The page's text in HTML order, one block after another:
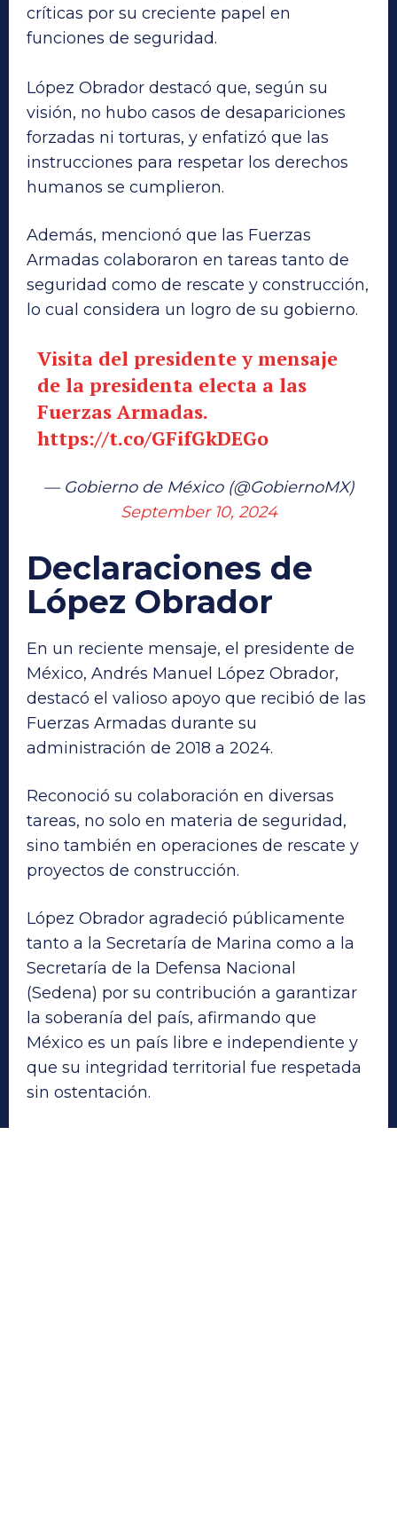
críticas por su creciente papel en
funciones de seguridad.
López Obrador destacó que, según su
visión, no hubo casos de desapariciones
forzadas ni torturas, y enfatizó que las
instrucciones para respetar los derechos
humanos se cumplieron.
Además, mencionó que las Fuerzas
Armadas colaboraron en tareas tanto de
seguridad como de rescate y construcción,
lo cual considera un logro de su gobierno.
Visita del presidente y mensaje
de la presidenta electa a las
Fuerzas Armadas.
https://t.co/GFifGkDEGo
— Gobierno de México (@GobiernoMX)
September 10, 2024
Declaraciones de
López Obrador
En un reciente mensaje, el presidente de
México, Andrés Manuel López Obrador,
destacó el valioso apoyo que recibió de las
Fuerzas Armadas durante su
administración de 2018 a 2024.
Reconoció su colaboración en diversas
tareas, no solo en materia de seguridad,
sino también en operaciones de rescate y
proyectos de construcción.
López Obrador agradeció públicamente
tanto a la Secretaría de Marina como a la
Secretaría de la Defensa Nacional
(Sedena) por su contribución a garantizar
la soberanía del país, afirmando que
México es un país libre e independiente y
que su integridad territorial fue respetada
sin ostentación.